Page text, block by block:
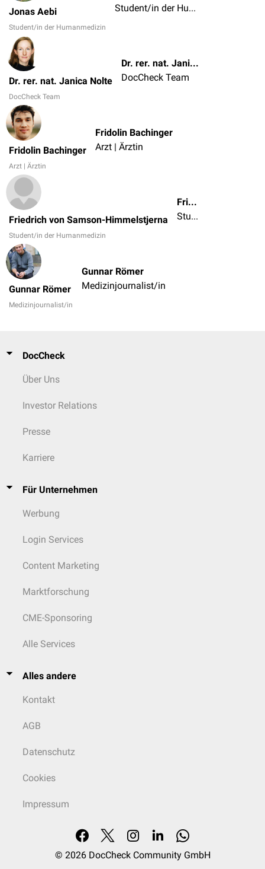
Jonas Aebi
Student/in der Humanmedizin
Student/in der Humanmedizin
Dr. rer. nat. Janica Nolte
DocCheck Team
Dr. rer. nat. Janica Nolte
DocCheck Team
Fridolin Bachinger
Arzt | Ärztin
Fridolin Bachinger
Arzt | Ärztin
Friedrich von Samson-Himmelstjerna
Student/in der Humanmedizin
Friedrich von Samson-Himmelstjerna
Student/in der Humanmedizin
Gunnar Römer
Medizinjournalist/in
Gunnar Römer
Medizinjournalist/in
DocCheck
Über Uns
Investor Relations
Presse
Karriere
Für Unternehmen
Werbung
Login Services
Content Marketing
Marktforschung
CME-Sponsoring
Alle Services
Alles andere
Kontakt
AGB
Datenschutz
Cookies
Impressum
© 2026 DocCheck Community GmbH